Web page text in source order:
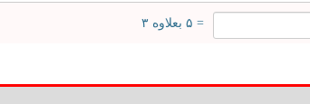
= ۵ بعلاوه ۳